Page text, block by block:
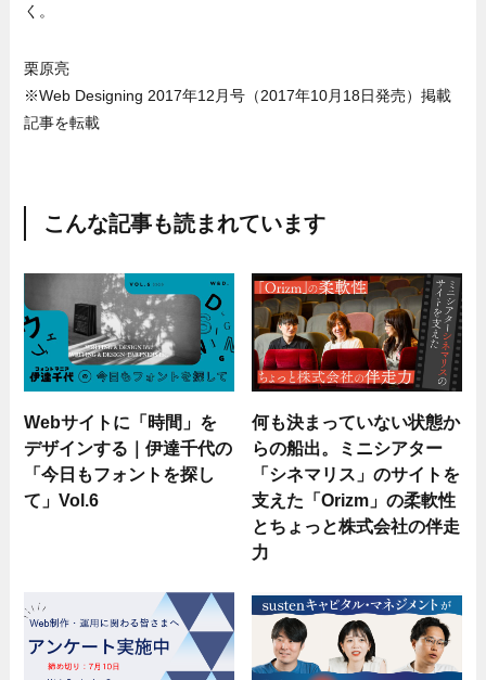
く。
栗原亮
※Web Designing 2017年12月号（2017年10月18日発売）掲載
記事を転載
こんな記事も読まれています
Webサイトに「時間」を
デザインする｜伊達千代の
「今日もフォントを探し
て」Vol.6
何も決まっていない状態か
らの船出。ミニシアター
「シネマリス」のサイトを
支えた「Orizm」の柔軟性
とちょっと株式会社の伴走
力